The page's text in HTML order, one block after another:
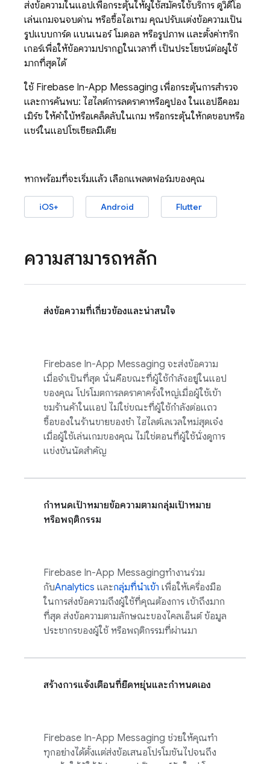
ส่งข้อความในแอปเพื่อกระตุ้นให้ผู้ใช้สมัครใช้บริการ ดูวิดีโอ
เล่นเกมจนจบด่าน หรือซื้อไอเทม คุณปรับแต่งข้อความเป็น
รูปแบบการ์ด แบนเนอร์ โมดอล หรือรูปภาพ และตั้งค่าทริก
เกอร์เพื่อให้ข้อความปรากฏในเวลาที่ เป็นประโยชน์ต่อผู้ใช้
มากที่สุดได้
ใช้ Firebase In-App Messaging เพื่อกระตุ้นการสำรวจ
และการค้นพบ: ไฮไลต์การลดราคาหรือคูปอง ในแอปอีคอม
เมิร์ซ ให้คำใบ้หรือเคล็ดลับในเกม หรือกระตุ้นให้กดชอบหรือ
แชร์ในแอปโซเชียลมีเดีย
หากพร้อมที่จะเริ่มแล้ว เลือกแพลตฟอร์มของคุณ
iOS+ Android Flutter
ความสามารถหลัก
ส่งข้อความที่เกี่ยวข้องและน่าสนใจ
Firebase In-App Messaging จะส่งข้อความ
เมื่อจำเป็นที่สุด นั่นคือขณะที่ผู้ใช้กำลังอยู่ในแอป
ของคุณ โปรโมตการลดราคาครั้งใหญ่เมื่อผู้ใช้เข้า
ชมร้านค้าในแอป ไม่ใช่ขณะที่ผู้ใช้กำลังต่อแถว
ซื้อของในร้านขายของชำ ไฮไลต์เลเวลใหม่สุดเจ๋ง
เมื่อผู้ใช้เล่นเกมของคุณ ไม่ใช่ตอนที่ผู้ใช้นั่งดูการ
แข่งขันนัดสำคัญ
กำหนดเป้าหมายข้อความตามกลุ่มเป้าหมาย
หรือพฤติกรรม
Firebase In-App Messagingทํางานร่วม
กับAnalytics และกลุ่มที่นําเข้า เพื่อให้เครื่องมือ
ในการส่งข้อความถึงผู้ใช้ที่คุณต้องการ เข้าถึงมาก
ที่สุด ส่งข้อความตามลักษณะของไคลเอ็นต์ ข้อมูล
ประชากรของผู้ใช้ หรือพฤติกรรมที่ผ่านมา
สร้างการแจ้งเตือนที่ยืดหยุ่นและกำหนดเอง
Firebase In-App Messaging ช่วยให้คุณทำ
ทุกอย่างได้ตั้งแต่ส่งข้อเสนอโปรโมชันไปจนถึง